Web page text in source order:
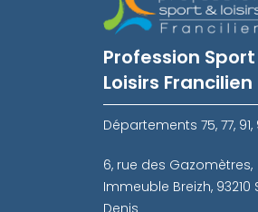
Profession
Loisirs Francilien
Départements 75, 77, 91,
6, rue des Gazomètres,
Immeuble Breizh, 93210